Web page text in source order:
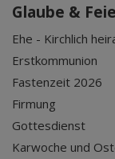
Glaube &
Ehe - Kirchlich
Erstkommunion
Fastenzeit 2026
Firmung
Gottesdienst
Karwoche und